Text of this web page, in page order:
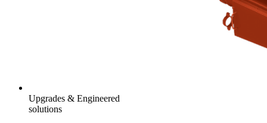
Upgrades & Engineered
solutions